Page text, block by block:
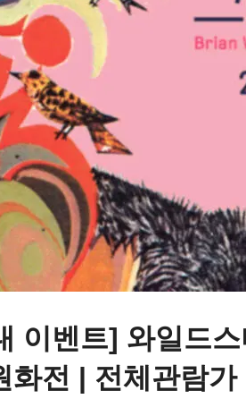
이벤트] 와일드
화전 | 전체관람